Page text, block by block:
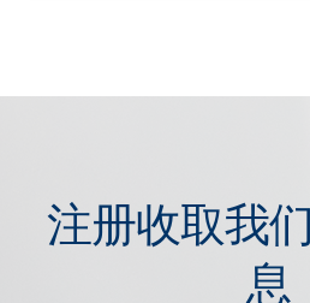
注册收取我
息